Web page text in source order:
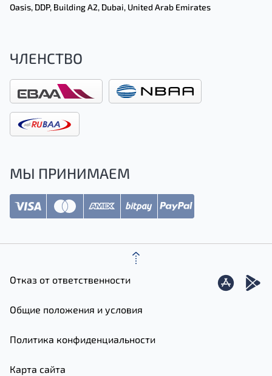
Oasis, DDP, Building A2, Dubai, United Arab Emirates
ЧЛЕНСТВО
МЫ ПРИНИМАЕМ
Отказ от ответственности
Общие положения и условия
Политика конфиденциальности
Карта сайта